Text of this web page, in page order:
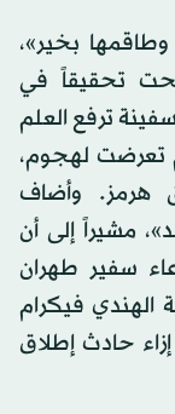
وطاقمها بخير»،
تحقيقاً في
ترفع العلم
تعرضت لهجوم،
هرمز. وأضاف
مشيراً إلى أن
⁠سفير طهران
الهندي فيكرام
‌حادث إطلاق